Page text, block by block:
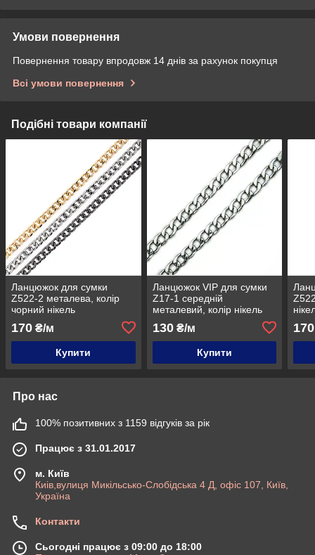
Умови повернення
Повернення товару впродовж 14 днів за рахунок покупця
Всі умови повернення
Подібні товари компанії
Ланцюжок для сумки
Z522-2 металева, колір
чорний нікель
170 ₴/м
Купити
Ланцюжок VIP для сумки
Z17-1 середній
металевий, колір нікель
130₴/м
Купити
170
Про нас
100% позитивних з 1159 відгуків за рік
Працює з 31.01.2017
м. Київ
Киів,вулиця Микільсько-Слобідська 4 Д, офіс 107, Київ,
Україна
Контакти
Сьогодні працює з 09:00 до 18:00